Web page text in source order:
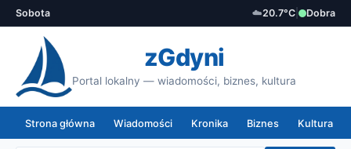
Sobota ☁️20.7°C Dobra
zGdyni
Portal lokalny — wiadomości, biznes, kultura
Strona główna Wiadomości Kronika Biznes Kultura